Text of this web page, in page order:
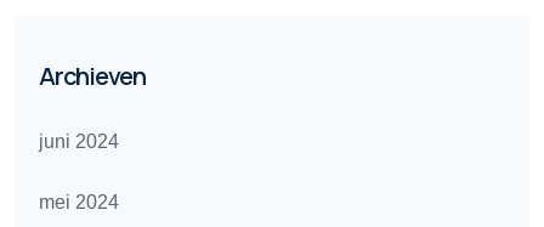
Archieven
juni 2024
mei 2024